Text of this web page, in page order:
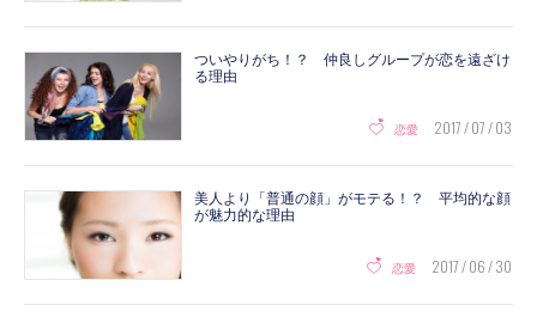
ついやりがち！？ 仲良しグループが恋を遠ざけ
る理由
恋愛 2017 / 07 / 03
美人より「普通の顔」がモテる！？ 平均的な顔
が魅力的な理由
恋愛 2017 / 06 / 30